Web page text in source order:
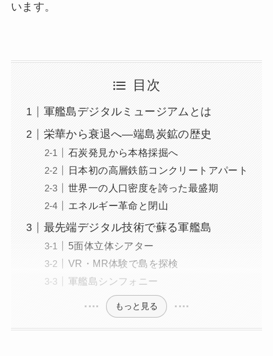
います。
目次
軍艦島デジタルミュージアムとは
栄華から衰退へ―端島炭鉱の歴史
石炭発見から本格採掘へ
日本初の高層鉄筋コンクリートアパート
世界一の人口密度を誇った最盛期
エネルギー革命と閉山
最先端デジタル技術で蘇る軍艦島
5面体立体シアター
VR・MR体験で島を探検
軍艦島シンフォニー
もっと見る